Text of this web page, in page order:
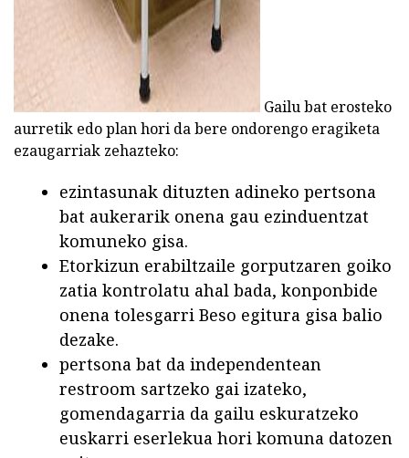
Gailu bat erosteko
aurretik edo plan hori da bere ondorengo eragiketa
ezaugarriak zehazteko:
ezintasunak dituzten adineko pertsona
bat aukerarik onena gau ezinduentzat
komuneko gisa.
Etorkizun erabiltzaile gorputzaren goiko
zatia kontrolatu ahal bada, konponbide
onena tolesgarri Beso egitura gisa balio
dezake.
pertsona bat da independentean
restroom sartzeko gai izateko,
gomendagarria da gailu eskuratzeko
euskarri eserlekua hori komuna datozen